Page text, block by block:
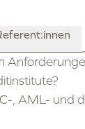
, AML- und